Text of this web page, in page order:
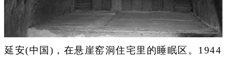
延安(中国)，在悬崖窑洞住宅里的睡眠区。1944